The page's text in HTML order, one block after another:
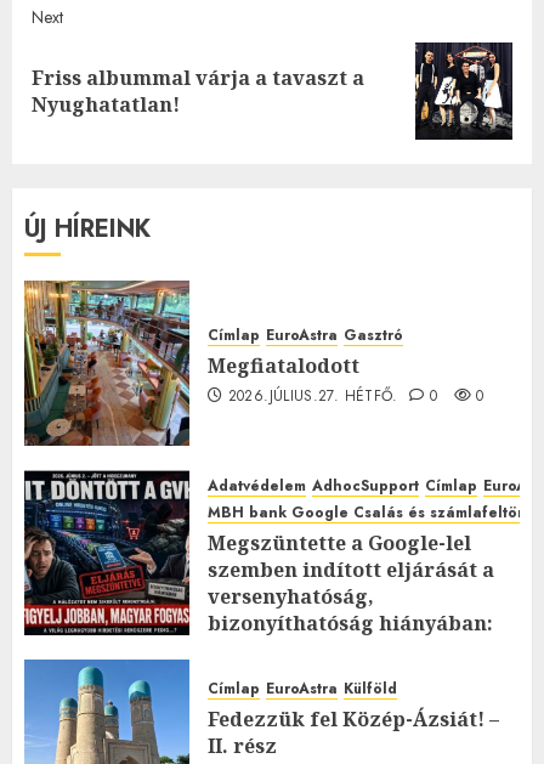
Next
Next
post:
Friss albummal várja a tavaszt a
Nyughatatlan!
ÚJ HÍREINK
Címlap EuroAstra Gasztró
Megfiatalodott
2026.JÚLIUS.27. HÉTFŐ. 0 0
Adatvédelem AdhocSupport Címlap
MBH bank Google Csalás és
Megszüntette a Google-lel
szemben indított eljárását a
versenyhatóság,
bizonyíthatóság hiányában:
2026.JÚLIUS.23. CSÜTÖRTÖK.
0
Címlap EuroAstra Külföld
Fedezzük fel Közép-Ázsiát! –
II. rész